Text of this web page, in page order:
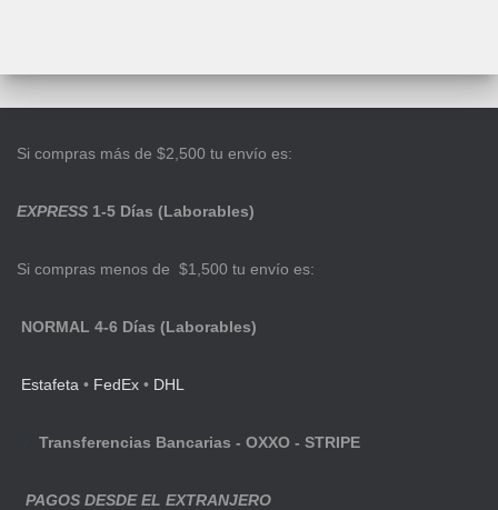
Si compras más de $2,500 tu envío es:
EXPRESS 1-5 Días (Laborables)
Si compras menos de $1,500 tu envío es:
NORMAL 4-6 Días (Laborables)
Estafeta • FedEx • DHL
Transferencias Bancarias - OXXO - STRIPE
PAGOS DESDE EL EXTRANJERO